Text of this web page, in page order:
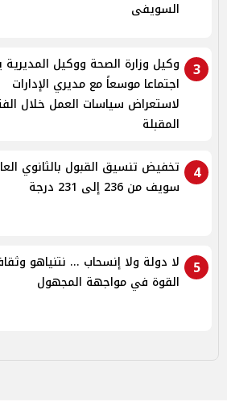
السويفى
3
وكيل وزارة الصحة ووكيل
اجتماعا موسعاً مع مديري الإدارات
لاستعراض سياسات العمل خلال
المقبلة
4
تخفيض تنسيق القبول بالثانوي
سويف من 236 إلى 231 درجة
5
لا دولة ولا إنسحاب ... نتنياهو
القوة في مواجهة المجهول